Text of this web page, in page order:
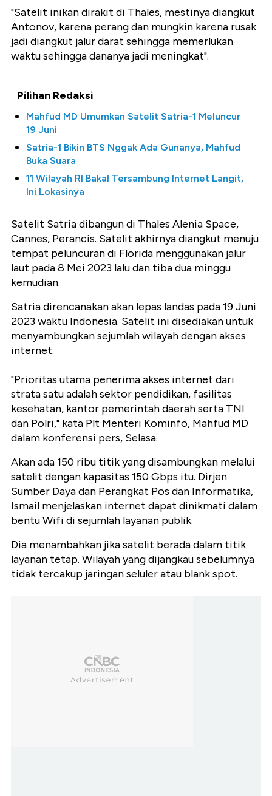
"Satelit inikan dirakit di Thales, mestinya diangkut
Antonov, karena perang dan mungkin karena rusak
jadi diangkut jalur darat sehingga memerlukan
waktu sehingga dananya jadi meningkat".
Pilihan Redaksi
Mahfud MD Umumkan Satelit Satria-1 Meluncur
19 Juni
Satria-1 Bikin BTS Nggak Ada Gunanya, Mahfud
Buka Suara
11 Wilayah RI Bakal Tersambung Internet Langit,
Ini Lokasinya
Satelit Satria dibangun di Thales Alenia Space,
Cannes, Perancis. Satelit akhirnya diangkut menuju
tempat peluncuran di Florida menggunakan jalur
laut pada 8 Mei 2023 lalu dan tiba dua minggu
kemudian.
Satria direncanakan akan lepas landas pada 19 Juni
2023 waktu Indonesia. Satelit ini disediakan untuk
menyambungkan sejumlah wilayah dengan akses
internet.
"Prioritas utama penerima akses internet dari
strata satu adalah sektor pendidikan, fasilitas
kesehatan, kantor pemerintah daerah serta TNI
dan Polri," kata Plt Menteri Kominfo, Mahfud MD
dalam konferensi pers, Selasa.
Akan ada 150 ribu titik yang disambungkan melalui
satelit dengan kapasitas 150 Gbps itu. Dirjen
Sumber Daya dan Perangkat Pos dan Informatika,
Ismail menjelaskan internet dapat dinikmati dalam
bentu Wifi di sejumlah layanan publik.
Dia menambahkan jika satelit berada dalam titik
layanan tetap. Wilayah yang dijangkau sebelumnya
tidak tercakup jaringan seluler atau blank spot.